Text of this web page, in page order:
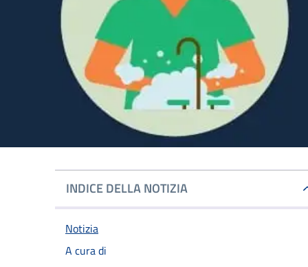
INDICE DELLA NOTIZIA
Notizia
A cura di